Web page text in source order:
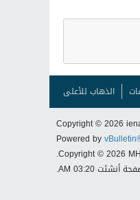
الذهاب للأعلى
Copyright © 2026
Powered by
Copyright © 2026